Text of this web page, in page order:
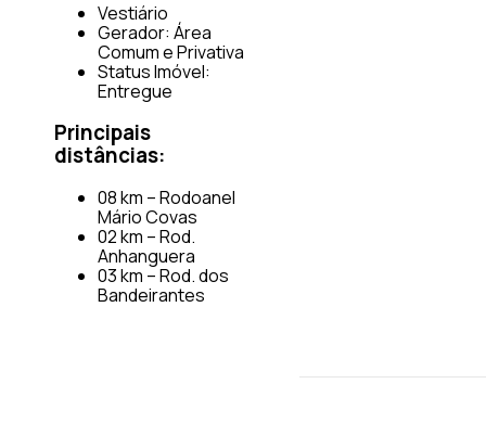
Vestiário
Gerador: Área
Comum e Privativa
Status Imóvel:
Entregue
Principais
distâncias:
08 km – Rodoanel
Mário Covas
02 km – Rod.
Anhanguera
03 km – Rod. dos
Bandeirantes